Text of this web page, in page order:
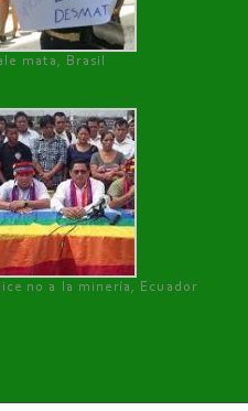
mata, Brasil
no a la minería, Ecuador